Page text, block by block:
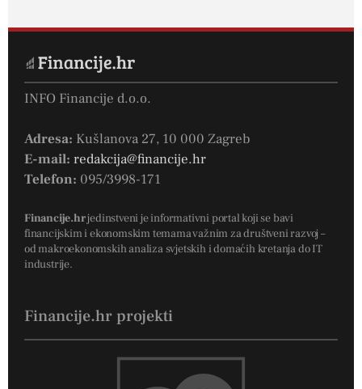
INFO Financije d.o.o.
Adresa: Kušlanova 27, 10 000 Zagreb
E-mail: redakcija@financije.hr
Telefon: 095/3998-171
Financije.hrjedinstveni je informativni portal koji se bavi
financijskim i ekonomskim temama važnim za društveni razvoj –
od makroekonomskih analiza svjetskih i domaćih kretanja do IT
industrije.
Financije.hr projekti